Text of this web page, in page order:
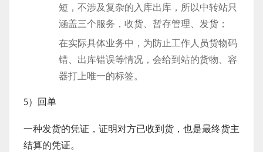
短，不涉及复杂的入库出库，所以中转站只
涵盖三个服务，收货、暂存管理、发货；
在实际具体业务中，为防止工作人员货物码
错、出库错误等情况，会给到站的货物、容
器打上唯一的标签。
5）回单
一种发货的凭证，证明对方已收到货，也是最终货主
结算的凭证。